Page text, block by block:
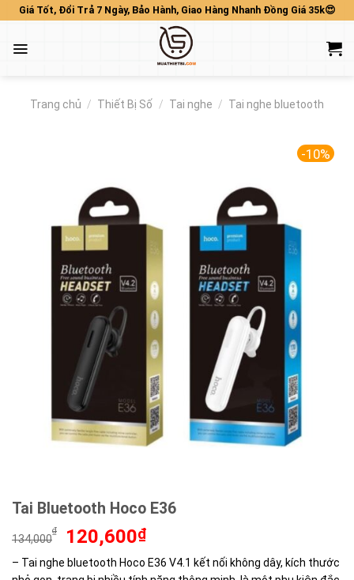
Skip
content
Giá Tốt, Đổi Trả 7 Ngày, Bảo Hành, Giao Hàng Nhanh Đồng Giá 35k😍
Trang chủ / Thiết Bị Số / Tai nghe / Tai nghe bluetooth
-10%
Tai Bluetooth Hoco E36
134,000
₫
Giá
là:
120,600₫Giá
tại
– Tai nghe bluetooth Hoco E36 V4.1 kết nối không dây, kích thước